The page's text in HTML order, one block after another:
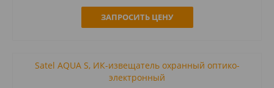
ЗАПРОСИТЬ ЦЕНУ
Satel AQUA S, ИК-извещатель охранный оптико-
электронный